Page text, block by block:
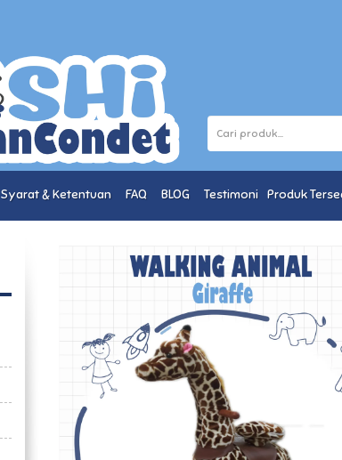
Syarat & Ketentuan FAQ BLOG Testimoni Produk